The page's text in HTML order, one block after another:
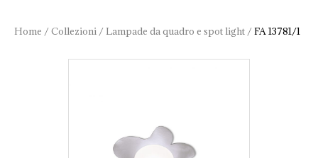
Home /Collezioni /Lampade da quadro e spot light /FA 13781/1